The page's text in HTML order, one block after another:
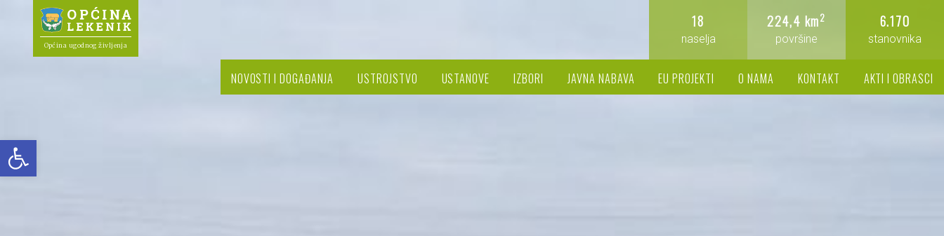
Open toolbar
Općina ugodnog življenja
6.170
stanovnika
224,4 km2
površine
18
naselja
NOVOSTI I DOGAĐANJA USTROJSTVO USTANOVE IZBORI JAVNA NABAVA EU PROJEKTI O NAMA KONTAKT AKTI I OBRASCI